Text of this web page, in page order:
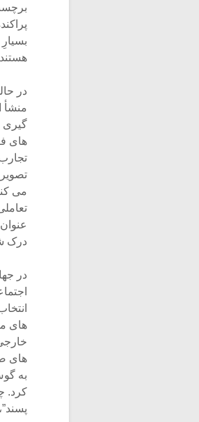
در
منشأ
گیری
های
می
درک
در
های
های
به
کرد.